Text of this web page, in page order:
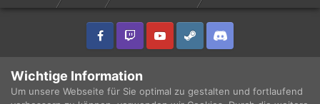
Copyright © 2003 - 2021 DRUCKWELLE e.V. -
Powered by Invision Community
Wichtige Information
Um unsere Webseite für Sie optimal zu gestalten und fortlaufend